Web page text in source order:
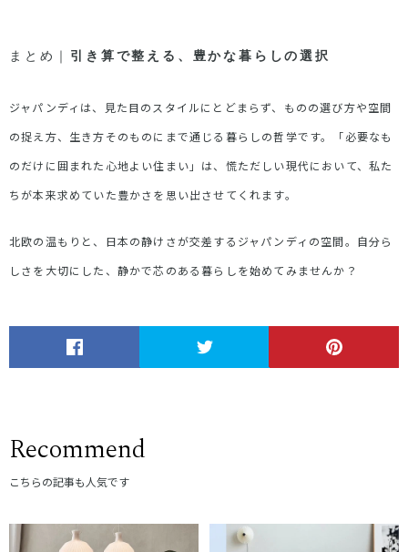
まとめ｜ 引き算で整える、豊かな暮らしの選択
ジャパンディは、見た目のスタイルにとどまらず、ものの選び方や空間
の捉え方、生き方そのものにまで通じる暮らしの哲学です。「必要なも
のだけに囲まれた心地よい住まい」は、慌ただしい現代において、私た
ちが本来求めていた豊かさを思い出させてくれます。
北欧の温もりと、日本の静けさが交差するジャパンディの空間。自分ら
しさを大切にした、静かで芯のある暮らしを始めてみませんか？
Recommend
こちらの記事も人気です